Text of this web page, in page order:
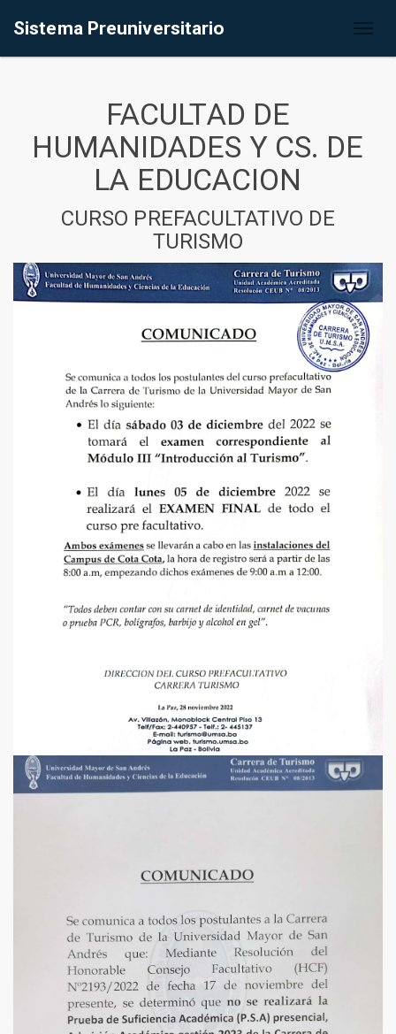
Sistema Preuniversitario
FACULTAD DE
HUMANIDADES Y CS. DE
LA EDUCACION
CURSO PREFACULTATIVO DE
TURISMO